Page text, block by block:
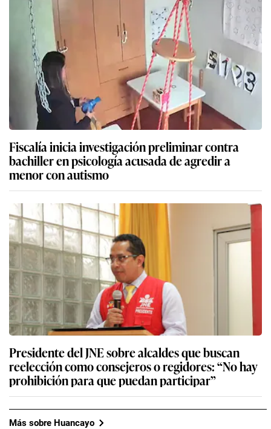
Fiscalía inicia investigación preliminar contra
bachiller en psicología acusada de agredir a
menor con autismo
Presidente del JNE sobre alcaldes que buscan
reelección como consejeros o regidores: “No hay
prohibición para que puedan participar”
Más sobre Huancayo